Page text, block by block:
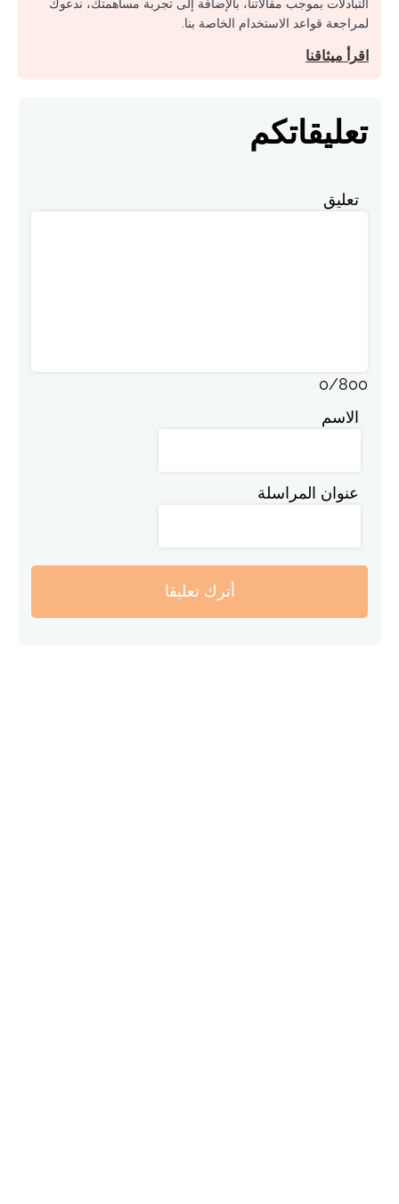
التبادلات بموجب مقالاتنا، بالإضافة إلى تجربة مساهمتك، ندعوك
لمراجعة قواعد الاستخدام الخاصة بنا.
اقرأ ميثاقنا
تعليقاتكم
تعليق
0/800
الاسم
عنوان المراسلة
أترك تعليقا